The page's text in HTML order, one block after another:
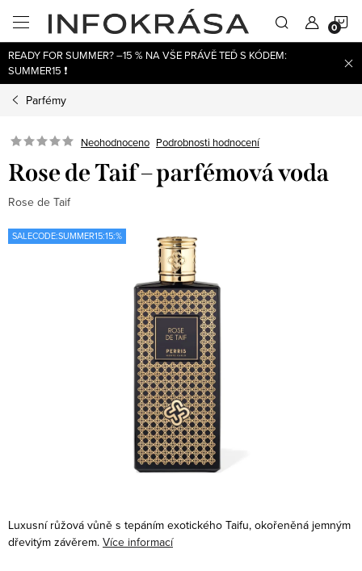
obsah
READY FOR SUMMER? –15 % NA VŠE PRÁVĚ TEĎ S KÓDEM:
SUMMER15 ❗
Parfémy
Neohodnoceno Podrobnosti hodnocení
Rose de Taif – parfémová voda
Rose de Taif
SALECODE:SUMMER15:15:%
Luxusní růžová vůně s tepáním exotického Taifu, okořeněná jemným
dřevitým závěrem. Více informací